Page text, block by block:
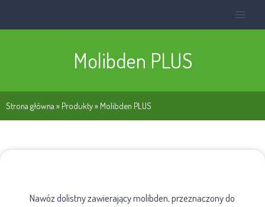
Molibden PLUS
Strona główna » Produkty» Molibden PLUS
Nawóz dolistny zawierający molibden, przeznaczony do